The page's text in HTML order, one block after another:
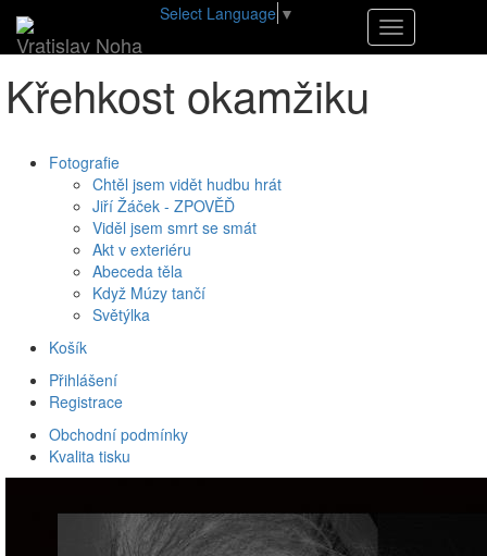
Navigace
Vratislav Noha
Select Language ▼
E-shop Křehkost okamžiku
Křehkost okamžiku
Fotografie
Chtěl jsem vidět hudbu hrát
Jiří Žáček - ZPOVĚĎ
Viděl jsem smrt se smát
Akt v exteriéru
Abeceda těla
Když Múzy tančí
Světýlka
Košík
Přihlášení
Registrace
Obchodní podmínky
Kvalita tisku